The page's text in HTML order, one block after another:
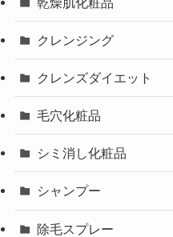
クレンジング
クレンズダイエット
毛穴化粧品
シミ消し化粧品
シャンプー
除毛スプレー